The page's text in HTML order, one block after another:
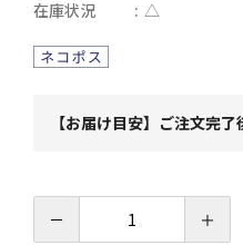
在庫状況 △
【お届け目安】ご注文完
－ ＋